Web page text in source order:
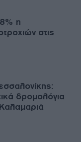
η
στις
δρομολόγια